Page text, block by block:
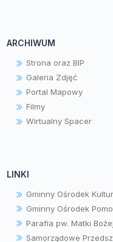
ARCHIWUM
Strona oraz BIP
Galeria Zdjęć
Portal Mapowy
Filmy
Wirtualny Spacer
LINKI
Gminny Ośrodek
Gminny Ośrodek
Parafia pw. Matki
Samorządowe